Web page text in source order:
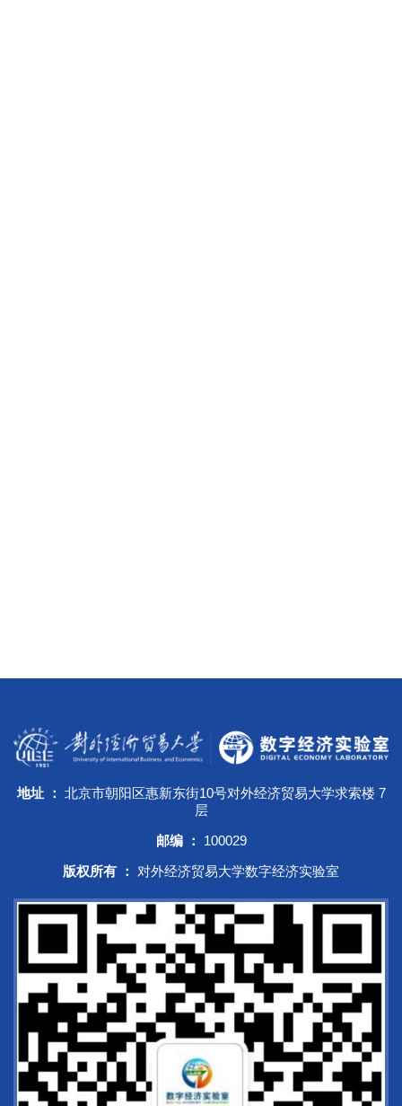
地址 ： 北京市朝阳区惠新东街10号对外经济贸易大学求索楼 7
层
邮编 ：
100029
版权所有 ：
对外经济贸易大学数字经济实验室